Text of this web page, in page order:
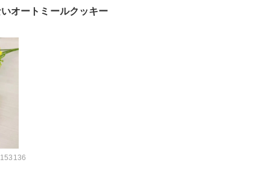
オートミールクッキー